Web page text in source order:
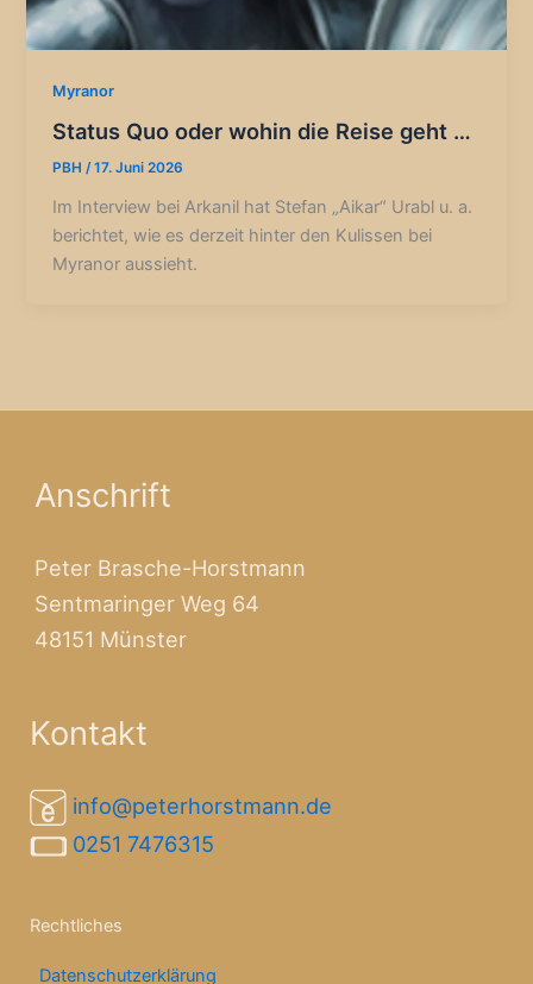
Myranor
Status Quo oder wohin die Reise geht …
PBH/17. Juni 2026
Im Interview bei Arkanil hat Stefan „Aikar“ Urabl u. a.
berichtet, wie es derzeit hinter den Kulissen bei
Myranor aussieht.
Anschrift
Peter Brasche-Horstmann
Sentmaringer Weg 64
48151 Münster
Kontakt
info@peterhorstmann.de
0251 7476315
Rechtliches
Datenschutzerklärung